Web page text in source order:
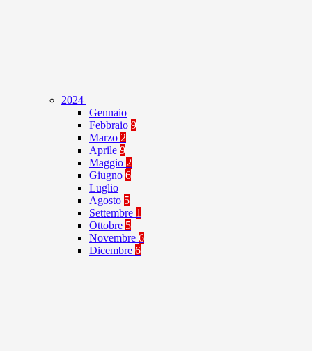
2024
Gennaio
Febbraio 9
Marzo 2
Aprile 9
Maggio 2
Giugno 6
Luglio
Agosto 5
Settembre 1
Ottobre 5
Novembre 6
Dicembre 6